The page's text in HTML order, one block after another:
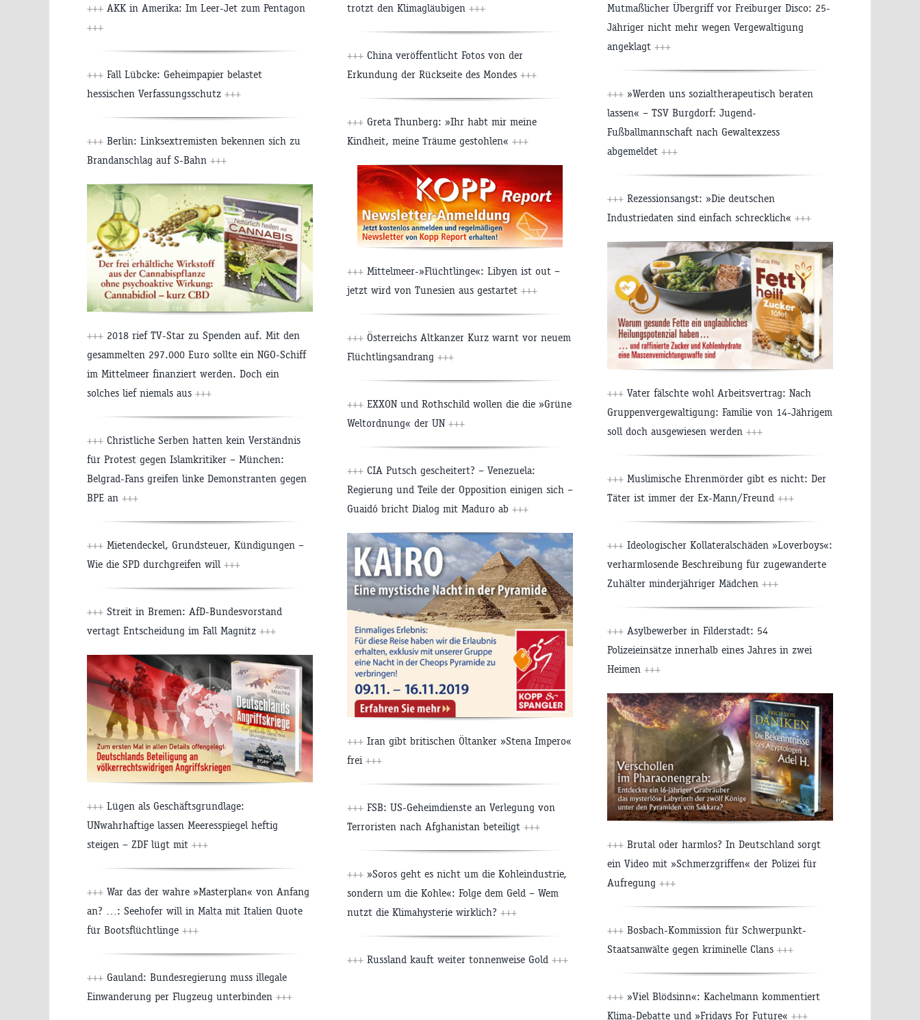
+++ AKK in Amerika: Im Leer-Jet zum Pentagon
+++
+++ Fall Lübcke: Geheimpapier belastet
hessischen Verfassungsschutz +++
+++ Berlin: Linksextremisten bekennen sich zu
Brandanschlag auf S-Bahn +++
+++ 2018 rief TV-Star zu Spenden auf. Mit den
gesammelten 297.000 Euro sollte ein NGO-Schiff
im Mittelmeer finanziert werden. Doch ein
solches lief niemals aus +++
+++ Christliche Serben hatten kein Verständnis
für Protest gegen Islamkritiker – München:
Belgrad-Fans greifen linke Demonstranten gegen
BPE an +++
+++ Mietendeckel, Grundsteuer, Kündigungen –
Wie die SPD durchgreifen will +++
+++ Streit in Bremen: AfD-Bundesvorstand
vertagt Entscheidung im Fall Magnitz +++
+++ Lügen als Geschäftsgrundlage:
UNwahrhaftige lassen Meeresspiegel heftig
steigen – ZDF lügt mit +++
+++ War das der wahre »Masterplan« von Anfang
an? …: Seehofer will in Malta mit Italien Quote
für Bootsflüchtlinge +++
+++ Gauland: Bundesregierung muss illegale
Einwanderung per Flugzeug unterbinden +++
trotzt den Klimagläubigen +++
+++ China veröffentlicht Fotos von der
Erkundung der Rückseite des Mondes +++
+++ Greta Thunberg: »Ihr habt mir meine
Kindheit, meine Träume gestohlen« +++
+++ Mittelmeer-»Flüchtlinge«: Libyen ist out –
jetzt wird von Tunesien aus gestartet +++
+++ Österreichs Altkanzer Kurz warnt vor neuem
Flüchtlingsandrang +++
+++ EXXON und Rothschild wollen die die »Grüne
Weltordnung« der UN +++
+++ CIA Putsch gescheitert? – Venezuela:
Regierung und Teile der Opposition einigen sich –
Guaidó bricht Dialog mit Maduro ab +++
+++ Iran gibt britischen Öltanker »Stena Impero«
frei +++
+++ FSB: US-Geheimdienste an Verlegung von
Terroristen nach Afghanistan beteiligt +++
+++ »Soros geht es nicht um die Kohleindustrie,
sondern um die Kohle«: Folge dem Geld – Wem
nutzt die Klimahysterie wirklich? +++
+++ Russland kauft weiter tonnenweise Gold +++
Mutmaßlicher Übergriff vor Freiburger Disco: 25-
Jähriger nicht mehr wegen Vergewaltigung
angeklagt +++
+++ »Werden uns sozialtherapeutisch beraten
lassen« – TSV Burgdorf: Jugend-
Fußballmannschaft nach Gewaltexzess
abgemeldet +++
+++ Rezessionsangst: »Die deutschen
Industriedaten sind einfach schrecklich« +++
+++ Vater fälschte wohl Arbeitsvertrag: Nach
Gruppenvergewaltigung: Familie von 14-Jährigem
soll doch ausgewiesen werden +++
+++ Muslimische Ehrenmörder gibt es nicht: Der
Täter ist immer der Ex-Mann/Freund +++
+++ Ideologischer Kollateralschäden »Loverboys«:
verharmlosende Beschreibung für zugewanderte
Zuhälter minderjähriger Mädchen +++
+++ Asylbewerber in Filderstadt: 54
Polizeieinsätze innerhalb eines Jahres in zwei
Heimen +++
+++ Brutal oder harmlos? In Deutschland sorgt
ein Video mit »Schmerzgriffen« der Polizei für
Aufregung +++
+++ Bosbach-Kommission für Schwerpunkt-
Staatsanwälte gegen kriminelle Clans +++
+++ »Viel Blödsinn«: Kachelmann kommentiert
Klima-Debatte und »Fridays For Future« +++